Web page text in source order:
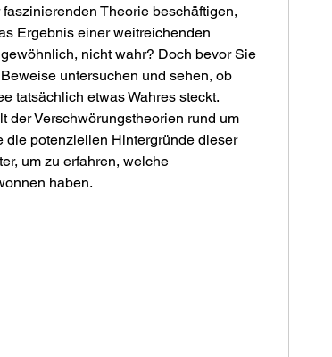
Theorie beschäftigen,
Ergebnis einer weitreichenden
nicht wahr? Doch bevor Sie
untersuchen und sehen, ob
tatsächlich etwas Wahres steckt.
der Verschwörungstheorien rund um
die potenziellen Hintergründe dieser
um zu erfahren, welche
haben.